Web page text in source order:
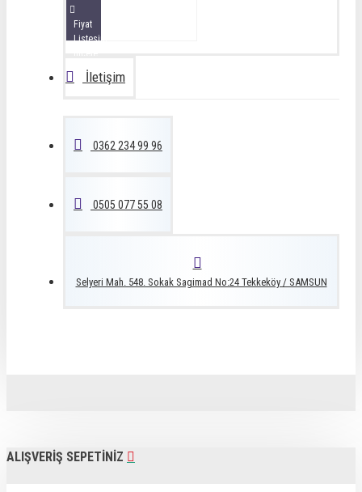
Fiyat
Listesini
İletişim
0362 234 99 96
0505 077 55 08
Selyeri Mah. 548. Sokak Sagimad No:24 Tekkeköy / SAMSUN
ALIŞVERIŞ SEPETINIZ